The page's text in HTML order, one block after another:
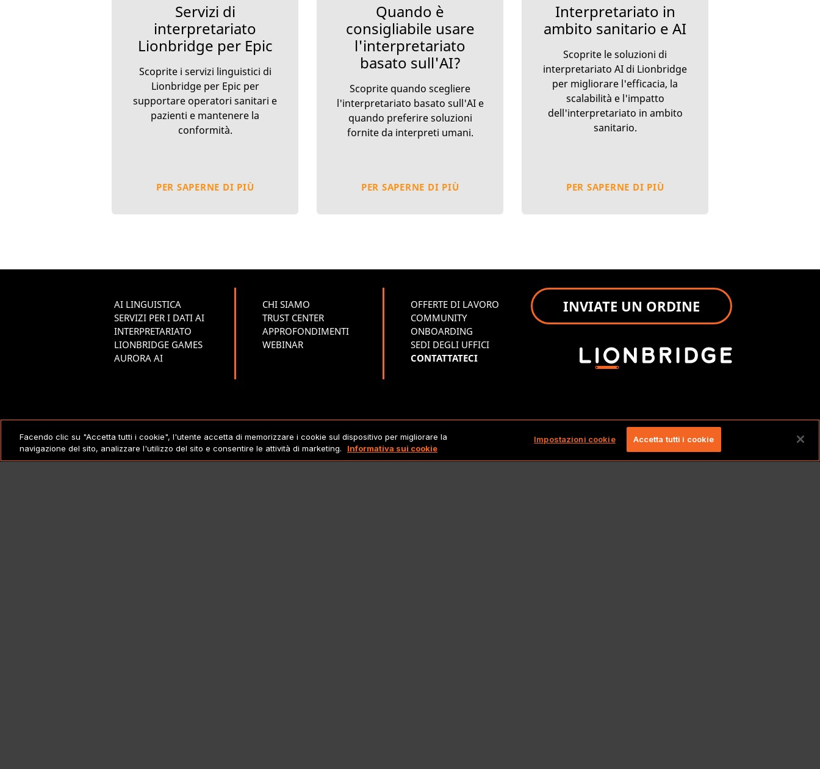
Servizi di
interpretariato
Lionbridge per Epic
Scoprite i servizi linguistici di
Lionbridge per Epic per
supportare operatori sanitari e
pazienti e mantenere la
conformità.
PER SAPERNE DI PIÙ
Quando è
consigliabile usare
l'interpretariato
basato sull'AI?
Scoprite quando scegliere
l'interpretariato basato sull'AI e
quando preferire soluzioni
fornite da interpreti umani.
PER SAPERNE DI PIÙ
Interpretariato in
ambito sanitario e AI
Scoprite le soluzioni di
interpretariato AI di Lionbridge
per migliorare l'efficacia, la
scalabilità e l'impatto
dell'interpretariato in ambito
sanitario.
PER SAPERNE DI PIÙ
AI LINGUISTICA
SERVIZI PER I DATI AI
INTERPRETARIATO
LIONBRIDGE GAMES
AURORA AI
CHI SIAMO
TRUST CENTER
APPROFONDIMENTI
WEBINAR
OFFERTE DI LAVORO
COMMUNITY
ONBOARDING
SEDI DEGLI UFFICI
CONTATTATECI
INVIATE UN ORDINE
NOTE LEGALI Copyright 2026 Lionbridge Technologies, LLC. Tutti i diritti riservati.
Facendo clic su "Accetta tutti i cookie", l'utente accetta di memorizzare i cookie sul dispositivo per migliorare la
navigazione del sito, analizzare l'utilizzo del sito e consentire le attività di marketing.
Informativa sui cookie
Impostazioni cookie Accetta tutti i cookie